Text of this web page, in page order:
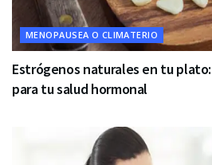
MENOPAUSEA O CLIMATERIO
Estrógenos naturales en tu
para tu salud hormonal